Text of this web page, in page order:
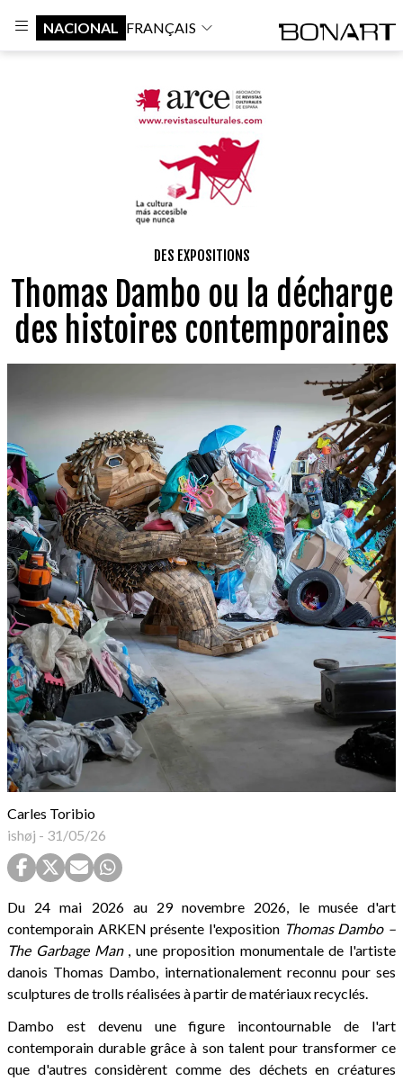
NACIONAL FRANÇAIS
DES EXPOSITIONS
Thomas Dambo ou la décharge
des histoires contemporaines
Carles Toribio
ishøj - 31/05/26
Du 24 mai 2026 au 29 novembre 2026, le musée d'art
contemporain ARKEN présente l'exposition Thomas Dambo –
The Garbage Man, une proposition monumentale de l'artiste
danois Thomas Dambo, internationalement reconnu pour ses
sculptures de trolls réalisées à partir de matériaux recyclés.
Dambo est devenu une figure incontournable de l'art
contemporain durable grâce à son talent pour transformer ce
que d'autres considèrent comme des déchets en créatures